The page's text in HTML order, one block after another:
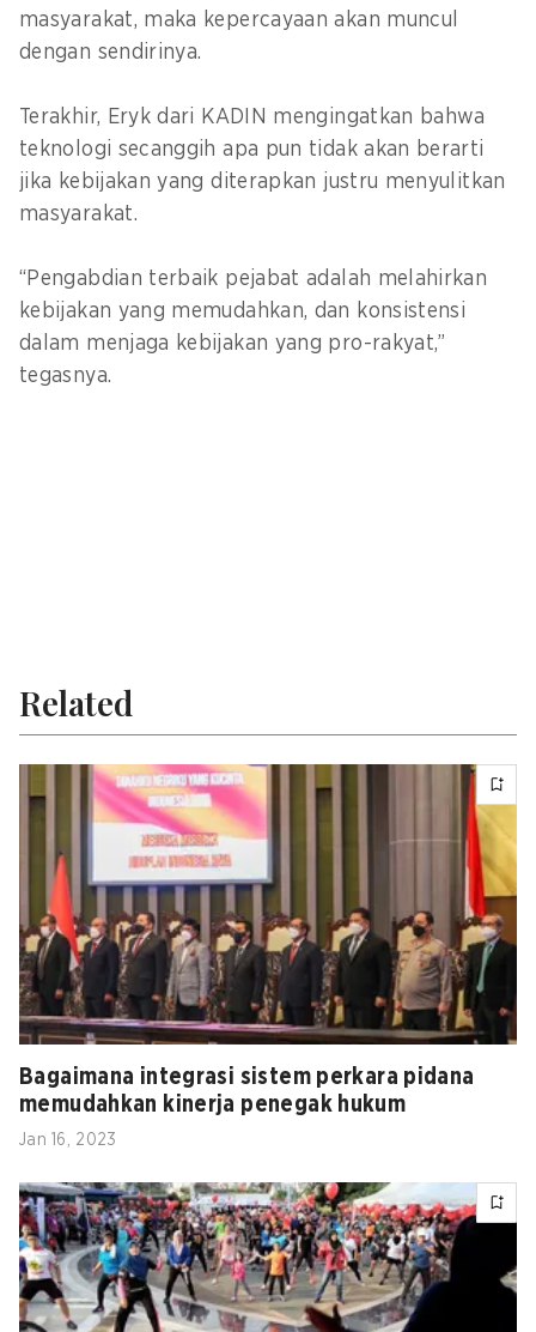
masyarakat, maka kepercayaan akan muncul
dengan sendirinya.
Terakhir, Eryk dari KADIN mengingatkan bahwa
teknologi secanggih apa pun tidak akan berarti
jika kebijakan yang diterapkan justru menyulitkan
masyarakat.
“Pengabdian terbaik pejabat adalah melahirkan
kebijakan yang memudahkan, dan konsistensi
dalam menjaga kebijakan yang pro-rakyat,”
tegasnya.
Related
Bagaimana integrasi sistem perkara pidana
memudahkan kinerja penegak hukum
Jan 16, 2023